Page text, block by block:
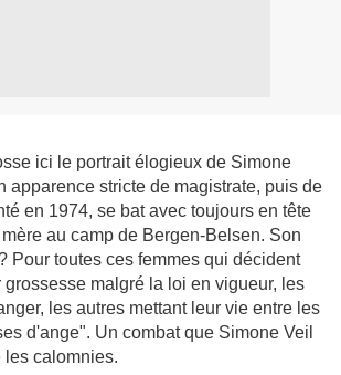
ici le portrait élogieux de Simone
apparence stricte de magistrate, puis de
en 1974, se bat avec toujours en tête
au camp de Bergen-Belsen. Son
Pour toutes ces femmes qui décident
malgré la loi en vigueur, les
les autres mettant leur vie entre les
d'ange". Un combat que Simone Veil
les calomnies.